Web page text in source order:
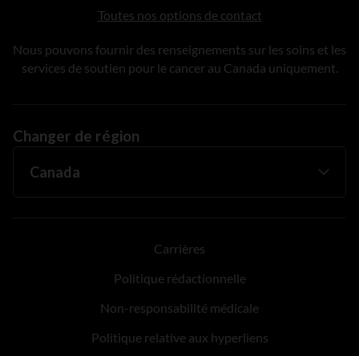
Toutes nos options de contact
Nous pouvons fournir des renseignements sur les soins et les
services de soutien pour le cancer au Canada uniquement.
Changer de région
Carrières
Politique rédactionnelle
Non-responsabilité médicale
Politique relative aux hyperliens